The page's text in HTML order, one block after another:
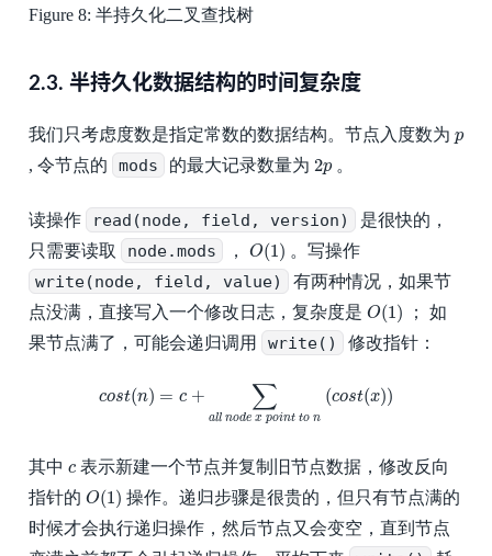
Figure 8: 半持久化二叉查找树
2.3. 半持久化数据结构的时间复杂度
我们只考虑度数是指定常数的数据结构。节点入度数为 p
p
, 令节点的 mods 的最大记录数量为 2p
2p。
读操作 read(node, field, version)
是很快的，
只需要读取
node.mods ，O(1)
O(1 ) 。写操作
write(node, field, value)
有两种情况，如果节
点没满，直接写入一个修改日志，复杂度是 O(1)
O(1 )
； 如
果节点满了，可能会递归调用
write() 修改指针：
cost(n) = c + ∑
all node x point to n
(cost(x))
( ) x po ( x ))
其中 c
c表示新建一个节点并复制旧节点数据，修改反向
指针的 O(1 )
O(1 ) 操作。递归步骤是很贵的，但只有节点满的
时候才会执行递归操作，然后节点又会变空，直到节点